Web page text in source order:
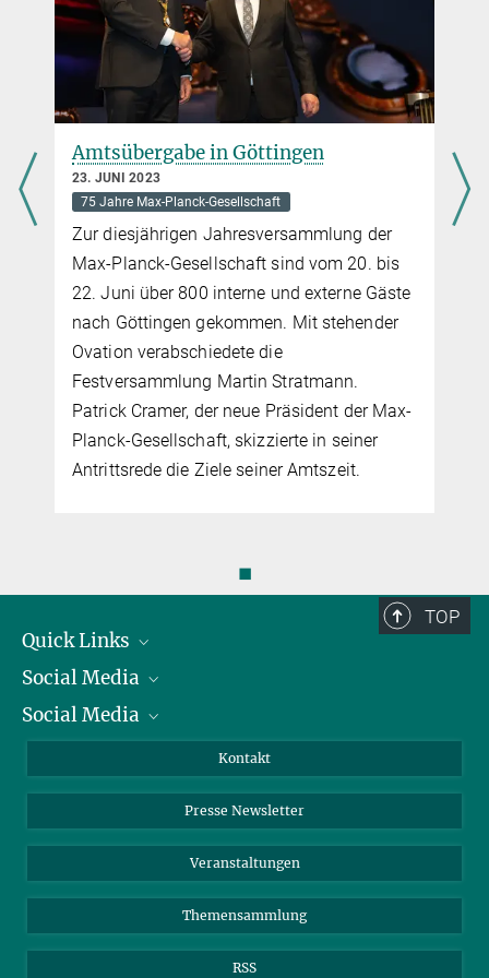
Amtsübergabe in Göttingen
23. JUNI 2023
75 Jahre Max-Planck-Gesellschaft
Zur diesjährigen Jahresversammlung der
Max-Planck-Gesellschaft sind vom 20. bis
22. Juni über 800 interne und externe Gäste
nach Göttingen gekommen. Mit stehender
Ovation verabschiedete die
Festversammlung Martin Stratmann.
Patrick Cramer, der neue Präsident der Max-
Planck-Gesellschaft, skizzierte in seiner
Antrittsrede die Ziele seiner Amtszeit.
◼
TOP
Quick Links
Präsident
Zahlen und Fakten
Meldestelle Fehlverhalten
Social Media
Bluesky
Social Media
YouTube
Kontakt
Presse Newsletter
Veranstaltungen
Themensammlung
RSS